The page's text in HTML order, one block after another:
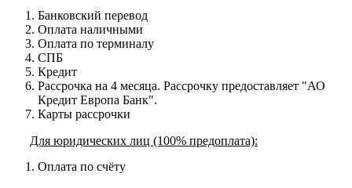
Банковский перевод
Оплата наличными
Оплата по терминалу
СПБ
Кредит
Рассрочка на 4 месяца. Рассрочку предоставляет "АО
Кредит Европа Банк".
Карты рассрочки
Для юридических лиц (100% предоплата):
Оплата по счёту